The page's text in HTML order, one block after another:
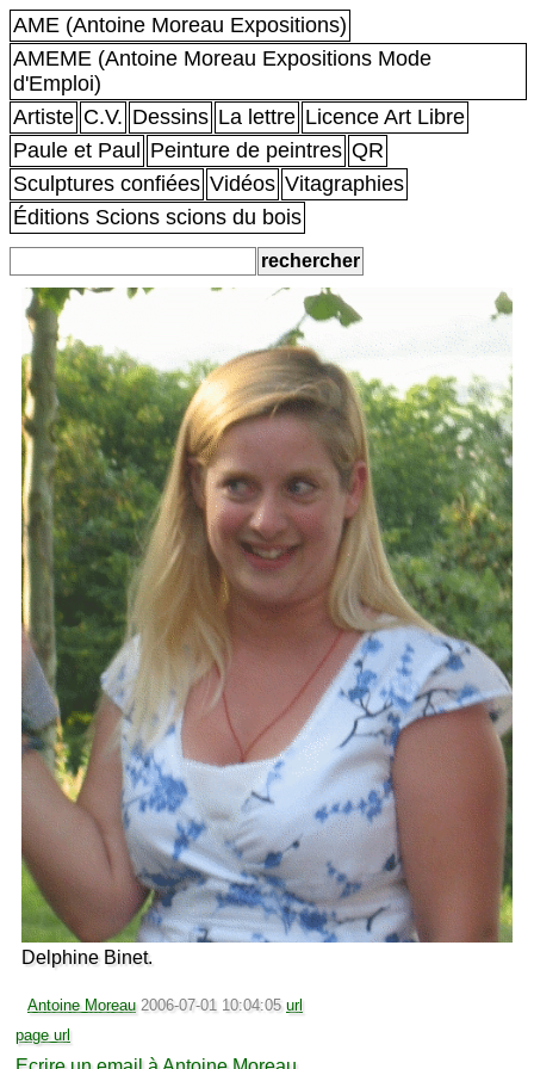
AME (Antoine Moreau Expositions)
AMEME (Antoine Moreau Expositions Mode
d'Emploi)
Artiste C.V. Dessins La lettre Licence Art Libre
Paule et Paul
Peinture de peintres QR
Sculptures confiées Vidéos Vitagraphies
Éditions Scions scions du bois
Delphine Binet.
Antoine Moreau 2006-07-01 10:04:05 url
page url